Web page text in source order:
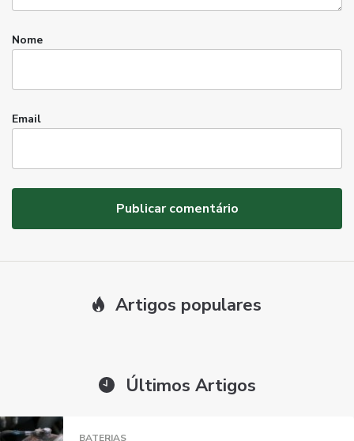
Nome
Email
Artigos populares
Últimos Artigos
BATERIAS